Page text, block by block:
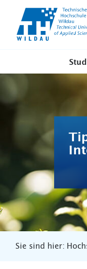
Sie sind hier: